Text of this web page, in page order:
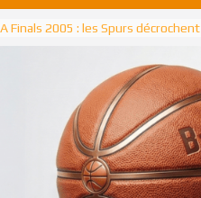
Finals 2005 : les Spurs décrochent
Finals 2021 : les Bucks et Giannis
triomphent, le Greek
Gilgeous-Alexander : son premier
à plus de 40 points en NBA, le
transcendant face aux Spurs
Gasol dans l’histoire en 2002 :